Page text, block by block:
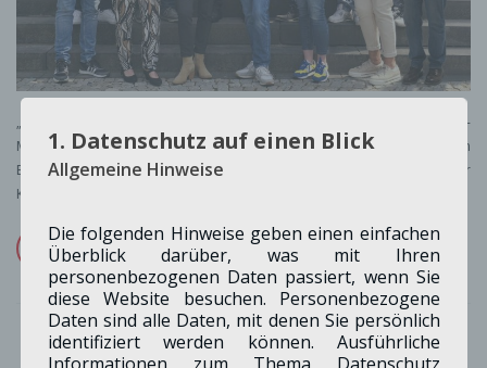
„Wir für Euch in in der Gemeinde Merzenich“, das Team der SPD-
Merzenich für die Wahl am 14. September stellt sich vor, mit ihrem
Bürgermeisterkandidaten Gerald Scheurmann-Kettner und ihrer
Kreistagsabgeordneten Menka…
weiterlesen ...
1. Datenschutz auf einen Blick
Allgemeine Hinweise
Die folgenden Hinweise geben einen einfachen
Überblick darüber, was mit Ihren
personenbezogenen Daten passiert, wenn Sie
diese Website besuchen. Personenbezogene
Daten sind alle Daten, mit denen Sie persönlich
identifiziert werden können. Ausführliche
Informationen zum Thema Datenschutz